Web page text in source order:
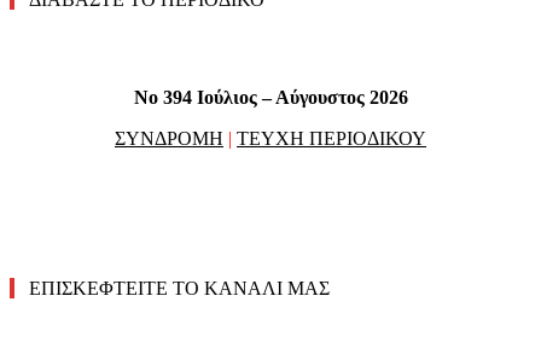
No 394 Ιούλιος – Αύγουστος 2026
ΣΥΝΔΡΟΜΗ | ΤΕΥΧΗ ΠΕΡΙΟΔΙΚΟΥ
ΕΠΙΣΚΕΦΤΕΙΤΕ ΤΟ ΚΑΝΑΛΙ ΜΑΣ